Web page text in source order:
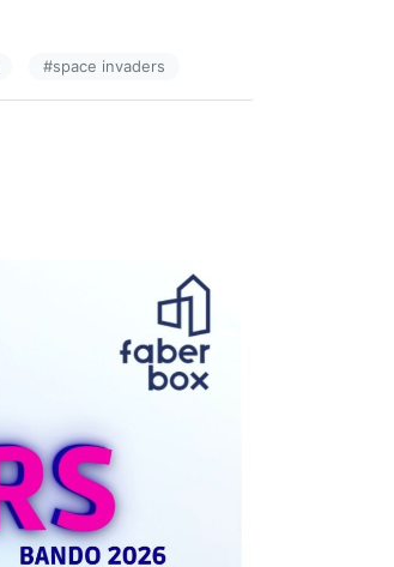
#space invaders